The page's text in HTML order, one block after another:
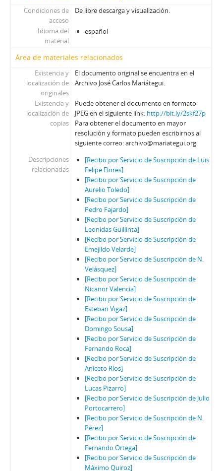
Condiciones de
acceso
De libre descarga y visualización.
Idioma del
material
español
Área de materiales relacionados
Existencia y
localización de
originales
El documento original se encuentra en el
Archivo José Carlos Mariátegui.
Existencia y
localización de
copias
Puede obtener el documento en formato
JPEG en el siguiente link: http://bit.ly/2skf27p
Para obtener el documento en mayor
resolución y formato pueden escribirnos al
siguiente correo: archivo@mariategui.org
Descripciones
relacionadas
[Recibo por Servicio de Suscripción de Luis
Felipe Flores]
[Recibo por Servicio de Suscripción de
Aurelio Toledo]
[Recibo por Servicio de Suscripción de
Pedro Fajardo]
[Recibo por Servicio de Suscripción de
Leonidas Guillinta]
[Recibo por Servicio de Suscripción de
Emejildo Velarde]
[Recibo por Servicio de Suscripción de N.
Velásquez]
[Recibo por Servicio de Suscripción de
Nicanor Valencia]
[Recibo por Servicio de Suscripción de
Esteban Vigaz]
[Recibo por Servicio de Suscripción de
Domingo Sousa]
[Recibo por Servicio de Suscripción de
Fernando Roca]
[Recibo por Servicio de Suscripción de
Aniceto Ríos]
[Recibo por Servicio de Suscripción de
Lucas Pizarro]
[Recibo por Servicio de Suscripción de Julio
Portocarrero]
[Recibo por Servicio de Suscripción de N.
Pérez]
[Recibo por Servicio de Suscripción de
Fernando Ortega]
[Recibo por Servicio de Suscripción de
Máximo Quiroz]